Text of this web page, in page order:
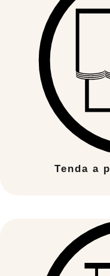
Tenda a